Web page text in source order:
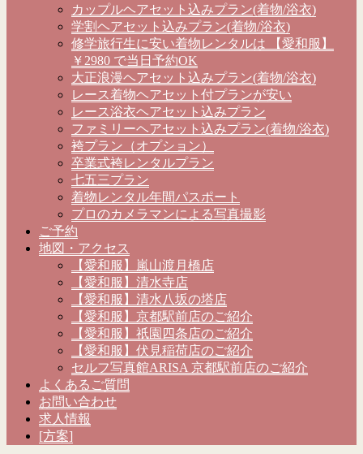
カップルヘアセット込みプラン(着物/浴衣)
学割ヘアセット込みプラン(着物/浴衣)
修学旅行生に安い着物レンタルは 【愛和服】
￥2980 で当日予約OK
大正浪漫ヘアセット込みプラン(着物/浴衣)
レース着物ヘアセット付プランが安い
レース浴衣ヘアセット込みプラン
ファミリーヘアセット込みプラン(着物/浴衣)
袴プラン（オプション）
卒業式袴レンタルプラン
七五三プラン
着物レンタル年間パスポート
プロのカメラマンによる写真撮影
ご予約
地図・アクセス
【愛和服】嵐山渡月橋店
【愛和服】清水寺店
【愛和服】清水八坂の塔店
【愛和服】京都駅前店のご紹介
【愛和服】祇園四条店のご紹介
【愛和服】伏見稲荷店のご紹介
セルフ写真館ARISA 京都駅前店のご紹介
よくあるご質問
お問い合わせ
求人情報
[方案]